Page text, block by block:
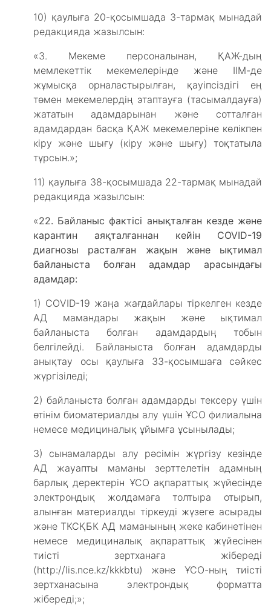
10) қаулыға 20-қосымшада 3-тармақ мынадай
редакцияда жазылсын:
«3. Мекеме персоналынан, ҚАЖ-дың
мемлекеттік мекемелерінде және ІІМ-де
жұмысқа орналастырылған, қауіпсіздігі ең
төмен мекемелердің этаптауға (тасымалдауға)
жататын адамдарынан және сотталған
адамдардан басқа ҚАЖ мекемелеріне көлікпен
кіру және шығу (кіру және шығу) тоқтатыла
тұрсын.»;
11) қаулыға 38-қосымшада 22-тармақ мынадай
редакцияда жазылсын:
«22. Байланыс фактісі анықталған кезде және
карантин аяқталғаннан кейін COVID-19
диагнозы расталған жақын және ықтимал
байланыста болған адамдар арасындағы
адамдар:
1) СОVID-19 жаңа жағдайлары тіркелген кезде
АД мамандары жақын және ықтимал
байланыста болған адамдардың тобын
белгілейді. Байланыста болған адамдарды
анықтау осы қаулыға 33-қосымшаға сәйкес
жүргізіледі;
2) байланыста болған адамдарды тексеру үшін
өтінім биоматериалды алу үшін ҰСО филиалына
немесе медициналық ұйымға ұсынылады;
3) сынамаларды алу рәсімін жүргізу кезінде
АД жауапты маманы зерттелетін адамның
барлық деректерін ҰСО ақпараттық жүйесінде
электрондық жолдамаға толтыра отырып,
алынған материалды тіркеуді жүзеге асырады
және ТКСҚБК АД маманының жеке кабинетінен
немесе медициналық ақпараттық жүйесінен
тиісті зертханаға жібереді
(http://lis.nce.kz/kkkbtu) және ҰСО-ның тиісті
зертханасына электрондық форматта
жібереді;»;